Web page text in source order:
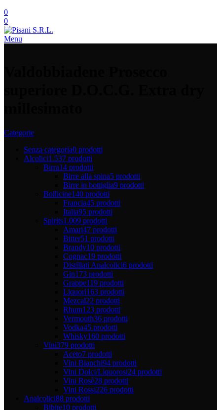
0
0
Menu
Categorie
Senza categoria0 prodotti
Alcolici1.537 prodotti
Birra14 prodotti
Birre alla spina5 prodotti
Birre in bottiglia9 prodotti
Bollicine140 prodotti
Francia45 prodotti
Italia95 prodotti
Spirits1.009 prodotti
Amari47 prodotti
Bitter51 prodotti
Brandy10 prodotti
Cognac19 prodotti
Distillati Analcolici6 prodotti
Gin173 prodotti
Grappe119 prodotti
Liquori163 prodotti
Mezcal22 prodotti
Rhum123 prodotti
Vermouth36 prodotti
Vodka45 prodotti
Whisky160 prodotti
Vini379 prodotti
Aceto7 prodotti
Vini Bianchi94 prodotti
Vini Dolci/Liquorosi24 prodotti
Vini Rosè28 prodotti
Vini Rossi226 prodotti
Analcolici88 prodotti
Bibite10 prodotti